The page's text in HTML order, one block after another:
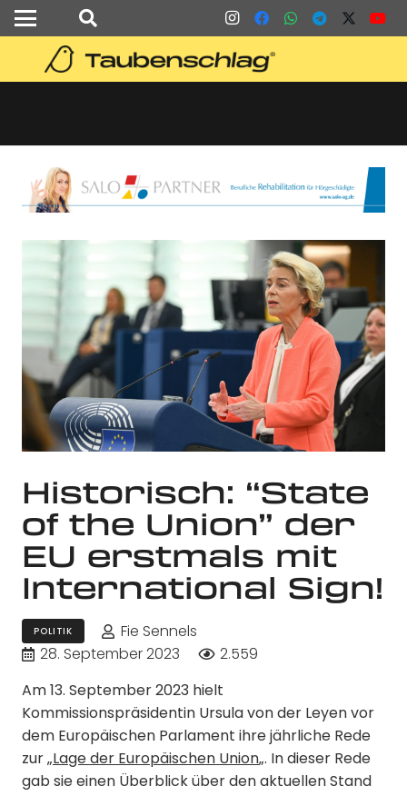
Historisch: “State
of the Union” der
EU erstmals mit
International Sign!
POLITIK
Fie Sennels
28. September 2023
2.559
Am 13. September 2023 hielt
Kommissionspräsidentin Ursula von der Leyen vor
dem Europäischen Parlament ihre jährliche Rede
zur „ Lage der Europäischen Union„. In dieser Rede
gab sie einen Überblick über den aktuellen Stand